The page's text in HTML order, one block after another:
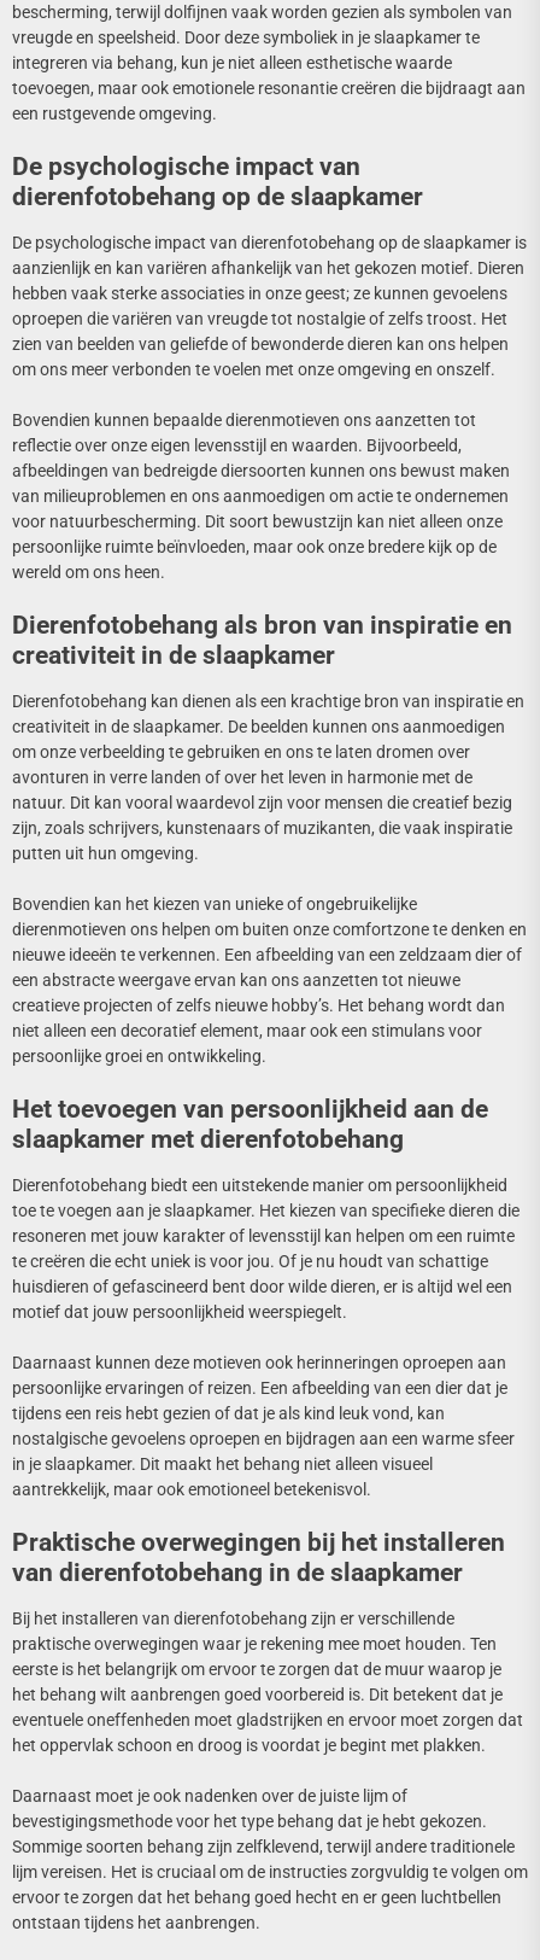
bescherming, terwijl dolfijnen vaak worden gezien als symbolen van
vreugde en speelsheid. Door deze symboliek in je slaapkamer te
integreren via behang, kun je niet alleen esthetische waarde
toevoegen, maar ook emotionele resonantie creëren die bijdraagt aan
een rustgevende omgeving.
De psychologische impact van
dierenfotobehang op de slaapkamer
De psychologische impact van dierenfotobehang op de slaapkamer is
aanzienlijk en kan variëren afhankelijk van het gekozen motief. Dieren
hebben vaak sterke associaties in onze geest; ze kunnen gevoelens
oproepen die variëren van vreugde tot nostalgie of zelfs troost. Het
zien van beelden van geliefde of bewonderde dieren kan ons helpen
om ons meer verbonden te voelen met onze omgeving en onszelf.
Bovendien kunnen bepaalde dierenmotieven ons aanzetten tot
reflectie over onze eigen levensstijl en waarden. Bijvoorbeeld,
afbeeldingen van bedreigde diersoorten kunnen ons bewust maken
van milieuproblemen en ons aanmoedigen om actie te ondernemen
voor natuurbescherming. Dit soort bewustzijn kan niet alleen onze
persoonlijke ruimte beïnvloeden, maar ook onze bredere kijk op de
wereld om ons heen.
Dierenfotobehang als bron van inspiratie en
creativiteit in de slaapkamer
Dierenfotobehang kan dienen als een krachtige bron van inspiratie en
creativiteit in de slaapkamer. De beelden kunnen ons aanmoedigen
om onze verbeelding te gebruiken en ons te laten dromen over
avonturen in verre landen of over het leven in harmonie met de
natuur. Dit kan vooral waardevol zijn voor mensen die creatief bezig
zijn, zoals schrijvers, kunstenaars of muzikanten, die vaak inspiratie
putten uit hun omgeving.
Bovendien kan het kiezen van unieke of ongebruikelijke
dierenmotieven ons helpen om buiten onze comfortzone te denken en
nieuwe ideeën te verkennen. Een afbeelding van een zeldzaam dier of
een abstracte weergave ervan kan ons aanzetten tot nieuwe
creatieve projecten of zelfs nieuwe hobby’s. Het behang wordt dan
niet alleen een decoratief element, maar ook een stimulans voor
persoonlijke groei en ontwikkeling.
Het toevoegen van persoonlijkheid aan de
slaapkamer met dierenfotobehang
Dierenfotobehang biedt een uitstekende manier om persoonlijkheid
toe te voegen aan je slaapkamer. Het kiezen van specifieke dieren die
resoneren met jouw karakter of levensstijl kan helpen om een ruimte
te creëren die echt uniek is voor jou. Of je nu houdt van schattige
huisdieren of gefascineerd bent door wilde dieren, er is altijd wel een
motief dat jouw persoonlijkheid weerspiegelt.
Daarnaast kunnen deze motieven ook herinneringen oproepen aan
persoonlijke ervaringen of reizen. Een afbeelding van een dier dat je
tijdens een reis hebt gezien of dat je als kind leuk vond, kan
nostalgische gevoelens oproepen en bijdragen aan een warme sfeer
in je slaapkamer. Dit maakt het behang niet alleen visueel
aantrekkelijk, maar ook emotioneel betekenisvol.
Praktische overwegingen bij het installeren
van dierenfotobehang in de slaapkamer
Bij het installeren van dierenfotobehang zijn er verschillende
praktische overwegingen waar je rekening mee moet houden. Ten
eerste is het belangrijk om ervoor te zorgen dat de muur waarop je
het behang wilt aanbrengen goed voorbereid is. Dit betekent dat je
eventuele oneffenheden moet gladstrijken en ervoor moet zorgen dat
het oppervlak schoon en droog is voordat je begint met plakken.
Daarnaast moet je ook nadenken over de juiste lijm of
bevestigingsmethode voor het type behang dat je hebt gekozen.
Sommige soorten behang zijn zelfklevend, terwijl andere traditionele
lijm vereisen. Het is cruciaal om de instructies zorgvuldig te volgen om
ervoor te zorgen dat het behang goed hecht en er geen luchtbellen
ontstaan tijdens het aanbrengen.